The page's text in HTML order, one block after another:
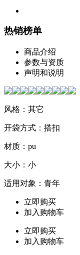
热销榜单
商品介绍
参数与资质
声明和说明
风格：其它
开袋方式：搭扣
材质：pu
大小：小
适用对象：青年
立即购买
加入购物车
立即购买
加入购物车